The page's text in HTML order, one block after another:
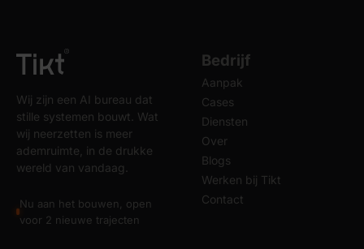
Wij zijn een AI bureau dat
stille systemen bouwt. Wat
wij neerzetten is meer
ademruimte, in de drukke
wereld van vandaag.
Nu aan het bouwen, open
voor 2 nieuwe trajecten
Bedrijf
Aanpak
Cases
Diensten
Over
Blogs
Werken bij Tikt
Contact